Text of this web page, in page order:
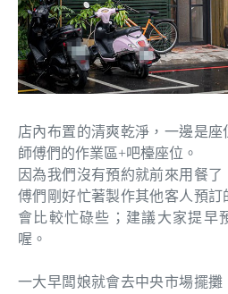
店內布置的清爽乾淨，一邊是座
師傅們的作業區+吧檯座位。
因為我們沒有預約就前來用餐了
傅們剛好忙著製作其他客人預訂
會比較忙碌些；建議大家提早
喔。
一大早闆娘就會去中央市場擺攤